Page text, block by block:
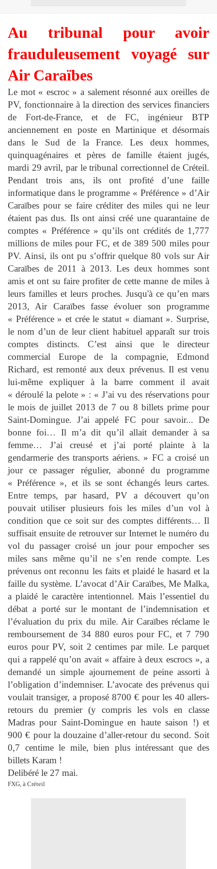
Au tribunal pour avoir
frauduleusement voyagé sur
Air Caraïbes
Le mot « escroc » a salement résonné aux oreilles de
PV, fonctionnaire à la direction des services financiers
de Fort-de-France, et de FC, ingénieur BTP
anciennement en poste en Martinique et désormais
dans le Sud de la France. Les deux hommes,
quinquagénaires et pères de famille étaient jugés,
mardi 29 avril, par le tribunal correctionnel de Créteil.
Pendant trois ans, ils ont profité d’une faille
informatique dans le programme « Préférence » d’Air
Caraïbes pour se faire créditer des miles qui ne leur
étaient pas dus. Ils ont ainsi créé une quarantaine de
comptes « Préférence » qu’ils ont crédités de 1,777
millions de miles pour FC, et de 389 500 miles pour
PV. Ainsi, ils ont pu s’offrir quelque 80 vols sur Air
Caraïbes de 2011 à 2013. Les deux hommes sont
amis et ont su faire profiter de cette manne de miles à
leurs familles et leurs proches. Jusqu'à ce qu’en mars
2013, Air Caraïbes fasse évoluer son programme
« Préférence » et crée le statut « diamant ». Surprise,
le nom d’un de leur client habituel apparaît sur trois
comptes distincts. C’est ainsi que le directeur
commercial Europe de la compagnie, Edmond
Richard, est remonté aux deux prévenus. Il est venu
lui-même expliquer à la barre comment il avait
« déroulé la pelote » : « J’ai vu des réservations pour
le mois de juillet 2013 de 7 ou 8 billets prime pour
Saint-Domingue. J’ai appelé FC pour savoir... De
bonne foi… Il m’a dit qu’il allait demander à sa
femme… J’ai creusé et j’ai porté plainte à la
gendarmerie des transports aériens. » FC a croisé un
jour ce passager régulier, abonné du programme
« Préférence », et ils se sont échangés leurs cartes.
Entre temps, par hasard, PV a découvert qu’on
pouvait utiliser plusieurs fois les miles d’un vol à
condition que ce soit sur des comptes différents… Il
suffisait ensuite de retrouver sur Internet le numéro du
vol du passager croisé un jour pour empocher ses
miles sans même qu’il ne s’en rende compte. Les
prévenus ont reconnu les faits et plaidé le hasard et la
faille du système. L’avocat d’Air Caraïbes, Me Malka,
a plaidé le caractère intentionnel. Mais l’essentiel du
débat a porté sur le montant de l’indemnisation et
l’évaluation du prix du mile. Air Caraïbes réclame le
remboursement de 34 880 euros pour FC, et 7 790
euros pour PV, soit 2 centimes par mile. Le parquet
qui a rappelé qu’on avait « affaire à deux escrocs », a
demandé un simple ajournement de peine assorti à
l’obligation d’indemniser. L’avocate des prévenus qui
voulait transiger, a proposé 8700 € pour les 40 allers-
retours du premier (y compris les vols en classe
Madras pour Saint-Domingue en haute saison !) et
900 € pour la douzaine d’aller-retour du second. Soit
0,7 centime le mile, bien plus intéressant que des
billets Karam !
Delibéré le 27 mai.
FXG, à Créteil